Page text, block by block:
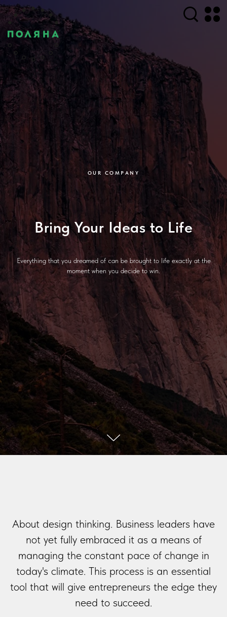
OUR COMPANY
Bring Your Ideas to Life
Everything that you dreamed of can be brought to life exactly at the
moment when you decide to win.
About design thinking. Business leaders have
not yet fully embraced it as a means of
managing the constant pace of change in
today's climate. This process is an essential
tool that will give entrepreneurs the edge they
need to succeed.